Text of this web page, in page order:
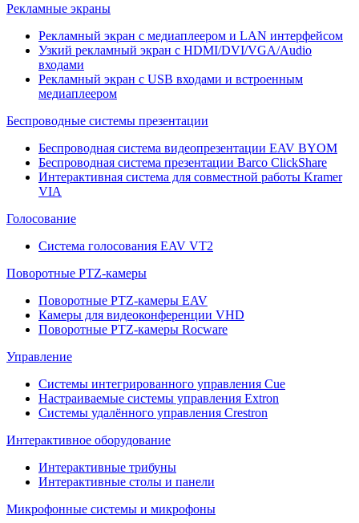
Рекламные экраны
Рекламный экран с медиаплеером и LAN интерфейсом
Узкий рекламный экран с HDMI/DVI/VGA/Audio
входами
Рекламный экран с USB входами и встроенным
медиаплеером
Беспроводные системы презентации
Беспроводная система видеопрезентации EAV BYOM
Беспроводная система презентации Barco ClickShare
Интерактивная система для совместной работы Kramer
VIA
Голосование
Система голосования EAV VT2
Поворотные PTZ-камеры
Поворотные PTZ-камеры EAV
Камеры для видеоконференции VHD
Поворотные PTZ-камеры Rocware
Управление
Системы интегрированного управления Cue
Настраиваемые системы управления Extron
Системы удалённого управления Crestron
Интерактивное оборудование
Интерактивные трибуны
Интерактивные столы и панели
Микрофонные системы и микрофоны